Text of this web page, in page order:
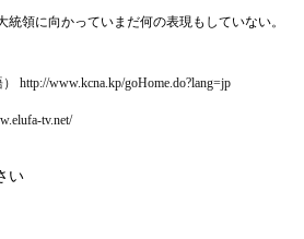
領に向かっていまだ何の表現もしていない。
http://www.kcna.kp/goHome.do?lang=jp
tv.net/
い